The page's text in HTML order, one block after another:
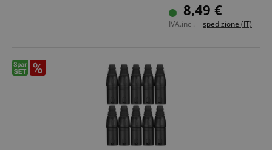
8,49 €
IVA.incl. + spedizione (IT)